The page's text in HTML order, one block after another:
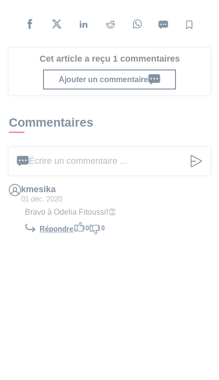
Cet article a reçu 1 commentaires
Ajouter un commentaire
Commentaires
Écrire un commentaire ...
kmesika
01 déc. 2020
Bravo à Odelia Fitoussi!👏
Répondre 0 0